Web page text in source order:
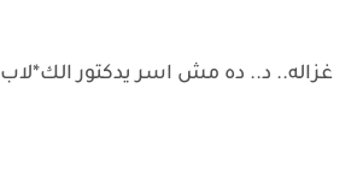
غزاله.. د.. ده مش اسر يدكتور الك*لاب